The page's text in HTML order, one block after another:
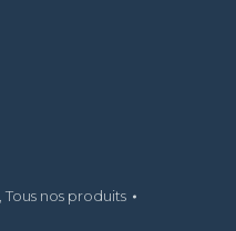
Tous nos produits